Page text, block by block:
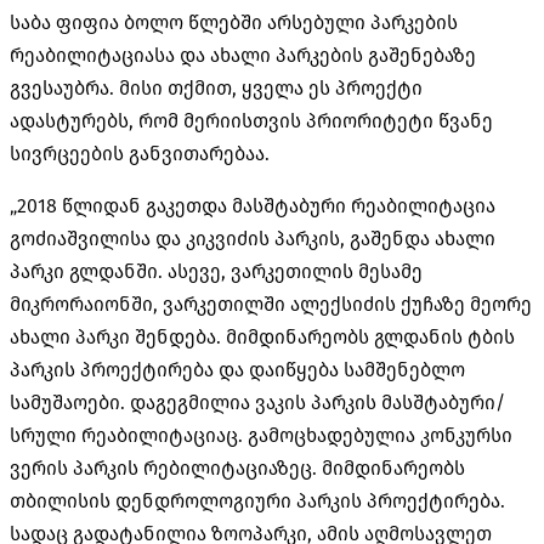
საბა ფიფია ბოლო წლებში არსებული პარკების
რეაბილიტაციასა და ახალი პარკების გაშენებაზე
გვესაუბრა. მისი თქმით, ყველა ეს პროექტი
ადასტურებს, რომ მერიისთვის პრიორიტეტი წვანე
სივრცეების განვითარებაა.
„2018 წლიდან გაკეთდა მასშტაბური რეაბილიტაცია
გოძიაშვილისა და კიკვიძის პარკის, გაშენდა ახალი
პარკი გლდანში. ასევე, ვარკეთილის მესამე
მიკრორაიონში, ვარკეთილში ალექსიძის ქუჩაზე მეორე
ახალი პარკი შენდება. მიმდინარეობს გლდანის ტბის
პარკის პროექტირება და დაიწყება სამშენებლო
სამუშაოები. დაგეგმილია ვაკის პარკის მასშტაბური/
სრული რეაბილიტაციაც. გამოცხადებულია კონკურსი
ვერის პარკის რებილიტაციაზეც. მიმდინარეობს
თბილისის დენდროლოგიური პარკის პროექტირება.
სადაც გადატანილია ზოოპარკი, ამის აღმოსავლეთ